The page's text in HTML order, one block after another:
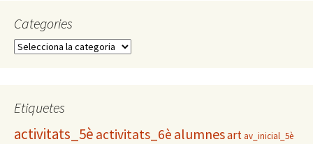
Categories
C
g
r
Etiquetes
activitats_5è activitats_6è alumnesart av_inicial_5è